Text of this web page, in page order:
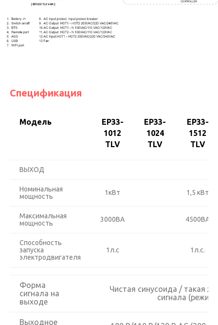
Спецификация
Mодель
EP33-
1012
TLV
EP33-
1024
TLV
EP33-
1512
TLV
ВЫХОД
Номинальная
мощность
1кВт 1,5 кВт
Максимальная
мощность
3000ВА 4500ВА
Способность
запуска
электродвигателя
1л.с 1л.с.
Форма
сигнала на
выходе
Чистая синусоида / такая
сигнала (режим
Выходное